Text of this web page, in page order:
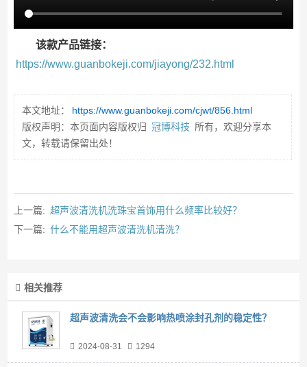
该款产品链接：
https://www.guanbokeji.com/jiayong/232.html
本文地址：
https://www.guanbokeji.com/cjwt/856.html
版权声明：本页面内容版权归 冠博科技 所有，欢迎分享本
文，转载请保留出处！
上一篇: 超声波清洗机洗珠宝首饰用什么频率比较好？
下一篇: 什么不能用超声波清洗机清洗？
相关推荐
超声波清洗会不会影响热喷涂封孔剂的稳定性？
2024-08-31 1294